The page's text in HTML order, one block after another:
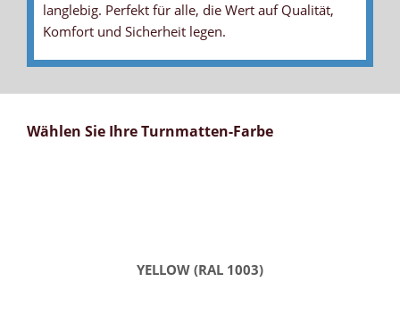
langlebig. Perfekt für alle, die Wert auf Qualität,
Komfort und Sicherheit legen.
Wählen Sie Ihre Turnmatten-Farbe
YELLOW (RAL 1003)